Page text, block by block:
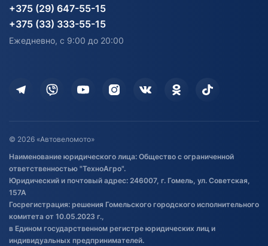
Карта сайта
Информация до получения
согласия на обработку
Доставка
Дополнительные услуги
Оставить отзыв
Договор публичной оферты
Обработка файлов cookie
Постановка транспорта на учет
Обновления в ЭПТС 2024
Водный транспорт
Электротранспорт
Здоровье
Агротехника
Электротранспорт
+375 (29) 647-55-15
+375 (33) 333-55-15
Ежедневно, с 9:00 до 20:00
© 2026 «Автовеломото»
Наименование юридического лица: Общество с ограниченной
ответственностью "ТехноАгро".
Юридический и почтовый адрес: 246007, г. Гомель, ул. Советская,
157А
Госрегистрация: решения Гомельского городского исполнительного
комитета от 10.05.2023 г.,
в Едином государственном регистре юридических лиц и
индивидуальных предпринимателей.